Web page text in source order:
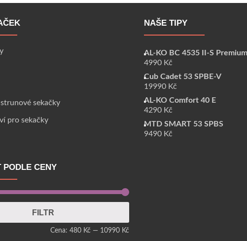
sekačky
pro sekačky
PODLE CENY
FILTR
Cena: 480 Kč — 10990 Kč
NAŠE TIPY
AL-KO BC 4535 II-S Premium
4990 Kč
Cub Cadet 53 SPBE-V
19990 Kč
AL-KO Comfort 40 E
4290 Kč
MTD SMART 53 SPBS
9490 Kč